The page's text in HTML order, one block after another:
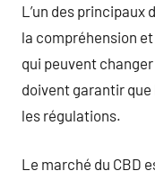
L’un des principaux
la compréhension
qui peuvent
doivent garantir
les régulations.
Le marché du CBD